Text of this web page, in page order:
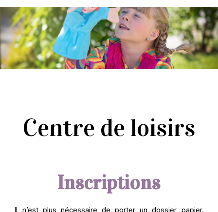
Centre de loisirs
Inscriptions
Il n’est plus nécessaire de porter un dossier papier.